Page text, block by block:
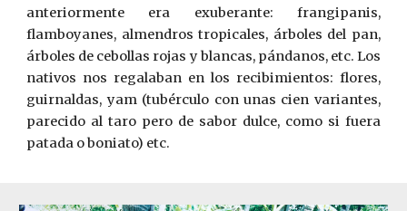
anteriormente era exuberante: frangipanis,
flamboyanes, almendros tropicales, árboles del pan,
árboles de cebollas rojas y blancas, pándanos, etc. Los
nativos nos regalaban en los recibimientos: flores,
guirnaldas, yam (tubérculo con unas cien variantes,
parecido al taro pero de sabor dulce, como si fuera
patada o boniato) etc.